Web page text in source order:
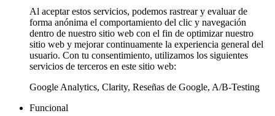
Al aceptar estos servicios, podemos rastrear y evaluar de
forma anónima el comportamiento del clic y navegación
dentro de nuestro sitio web con el fin de optimizar nuestro
sitio web y mejorar continuamente la experiencia general del
usuario. Con tu consentimiento, utilizamos los siguientes
servicios de terceros en este sitio web:
Google Analytics, Clarity, Reseñas de Google, A/B-Testing
Funcional